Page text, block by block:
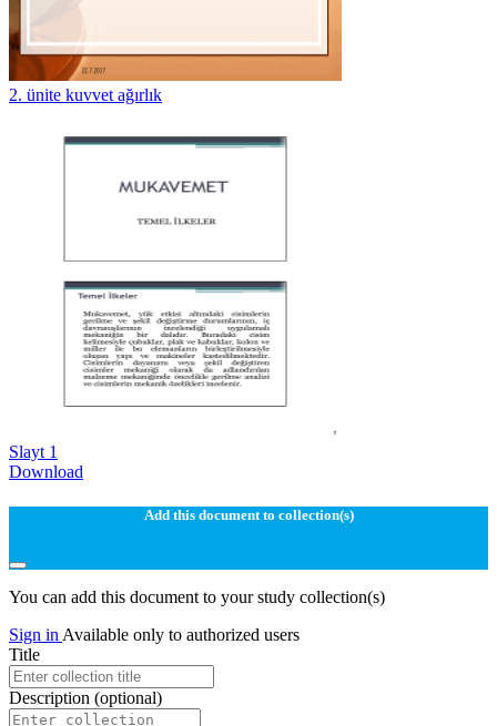
2. ünite kuvvet ağırlık
Slayt 1
Download
Add this document to collection(s)
You can add this document to your study collection(s)
Sign in Available only to authorized users
Title
Description (optional)